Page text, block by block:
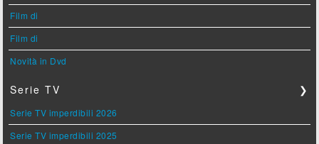
Film di
Film di
Novità in Dvd
Serie TV ❯
Serie TV imperdibili 2026
Serie TV imperdibili 2025